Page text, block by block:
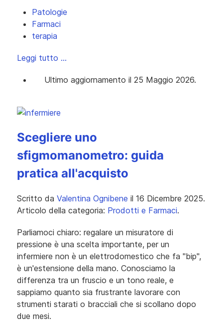
Patologie
Farmaci
terapia
Leggi tutto …
Ultimo aggiornamento il 25 Maggio 2026.
Scegliere uno
sfigmomanometro: guida
pratica all'acquisto
Scritto da Valentina Ognibene il 16 Dicembre 2025.
Articolo della categoria: Prodotti e Farmaci.
Parliamoci chiaro: regalare un misuratore di
pressione è una scelta importante, per un
infermiere non è un elettrodomestico che fa "bip",
è un'estensione della mano. Conosciamo la
differenza tra un fruscio e un tono reale, e
sappiamo quanto sia frustrante lavorare con
strumenti starati o bracciali che si scollano dopo
due mesi.